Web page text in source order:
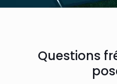
Questions